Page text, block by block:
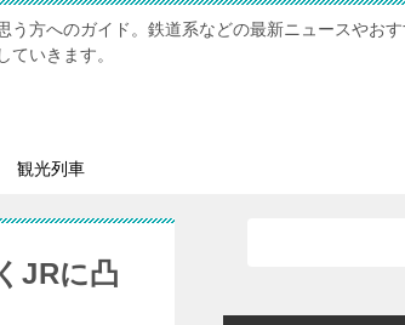
う方へのガイド。鉄道系などの最新ニュースやお
ていきます。
観光列車
JRに凸